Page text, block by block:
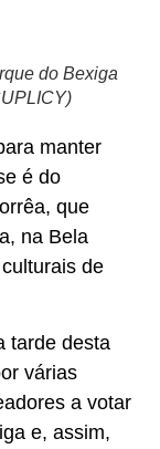
do Bexiga
manter
é do
que
na Bela
de
tarde desta
várias
a votar
e, assim,